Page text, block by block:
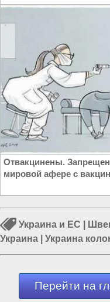
Отвакцинены.
мировой афере с
Украина и ЕС
Украина
Украина
ЛГБТ в Европе|
Перейти на